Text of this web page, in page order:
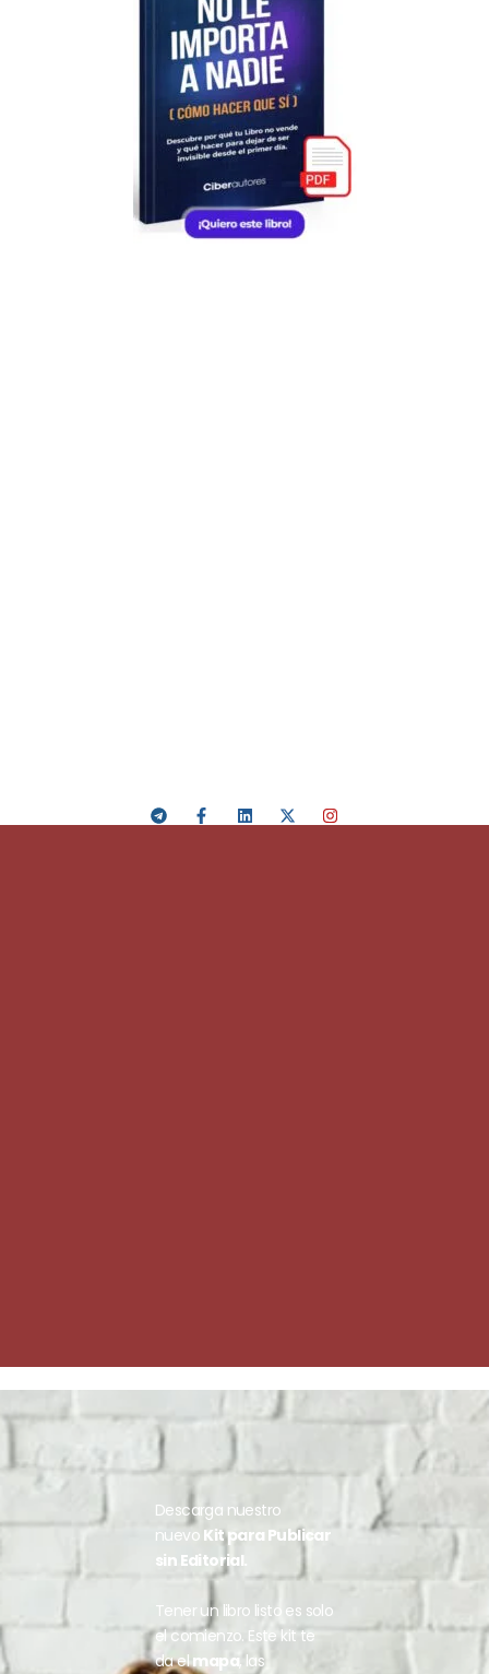
Descarga nuestro
nuevo Kit para Publicar
sin Editorial.
Tener un libro listo es solo
el comienzo. Este kit te
da elmapa, las